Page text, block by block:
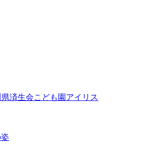
済生会こども園アイリス